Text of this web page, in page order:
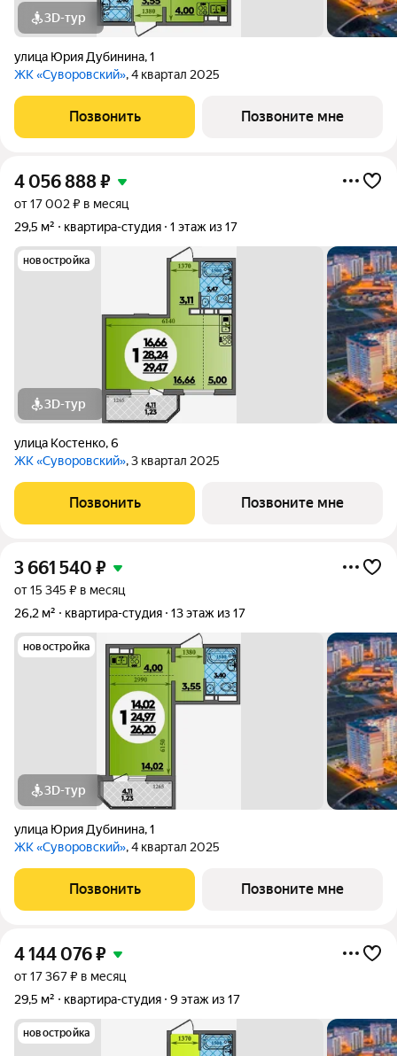
3D-тур
улица Юрия Дубинина,1
ЖК «Суворовский», 4 квартал 2025
Позвонить Позвоните мне
4 056 888₽
от 17 002 ₽ в месяц
29,5 м²
квартира-студия 1 этаж из 17
новостройка
3D-тур
улица Костенко,6
ЖК «Суворовский», 3 квартал 2025
Позвонить Позвоните мне
3 661 540 ₽
от 15 345 ₽ в месяц
26,2 м²
квартира-студия 13 этаж из 17
новостройка
3D-тур
улица Юрия Дубинина,1
ЖК «Суворовский», 4 квартал 2025
Позвонить Позвоните мне
4 144 076₽
от 17 367 ₽ в месяц
29,5 м²
квартира-студия 9 этаж из 17
новостройка